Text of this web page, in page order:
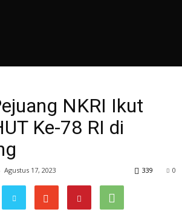
NKRI Ikut
Ke-78 RI di
Agustus 17, 2023 0
339